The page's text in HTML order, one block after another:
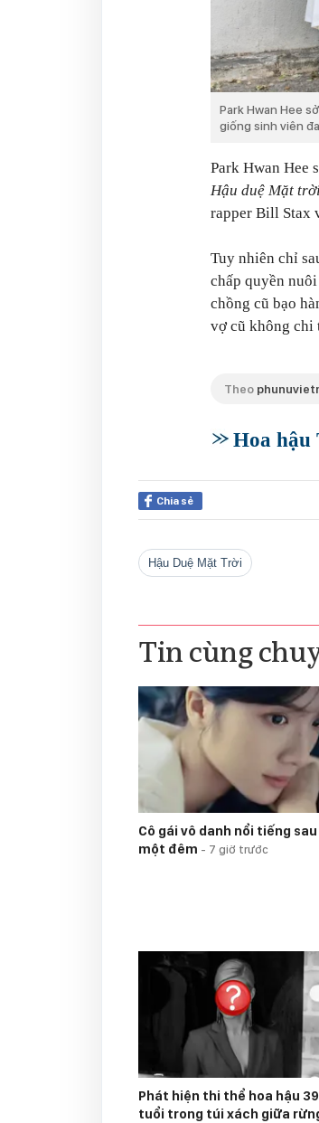
Park Hwan Hee
giống sinh viên
Park Hwan Hee
Hậu duệ Mặt trời
rapper Bill Stax
Tuy nhiên chỉ
chấp quyền
chồng cũ bạo
vợ cũ không chi
Theo
Hoa hậu
Chia sẻ
Hậu Duệ Mặt Trời
Tin cùng
Cô gái vô danh nổi tiếng sau
một đêm - 7 giờ trước
Phát hiện thi thể hoa hậu 39
tuổi trong túi xách giữa